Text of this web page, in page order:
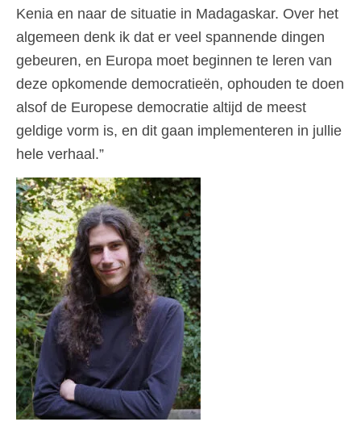
Kenia en naar de situatie in Madagaskar. Over het
algemeen denk ik dat er veel spannende dingen
gebeuren, en Europa moet beginnen te leren van
deze opkomende democratieën, ophouden te doen
alsof de Europese democratie altijd de meest
geldige vorm is, en dit gaan implementeren in jullie
hele verhaal.”